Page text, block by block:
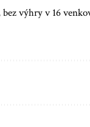
výhry v 16